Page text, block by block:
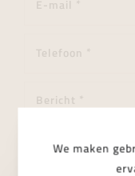
We maken